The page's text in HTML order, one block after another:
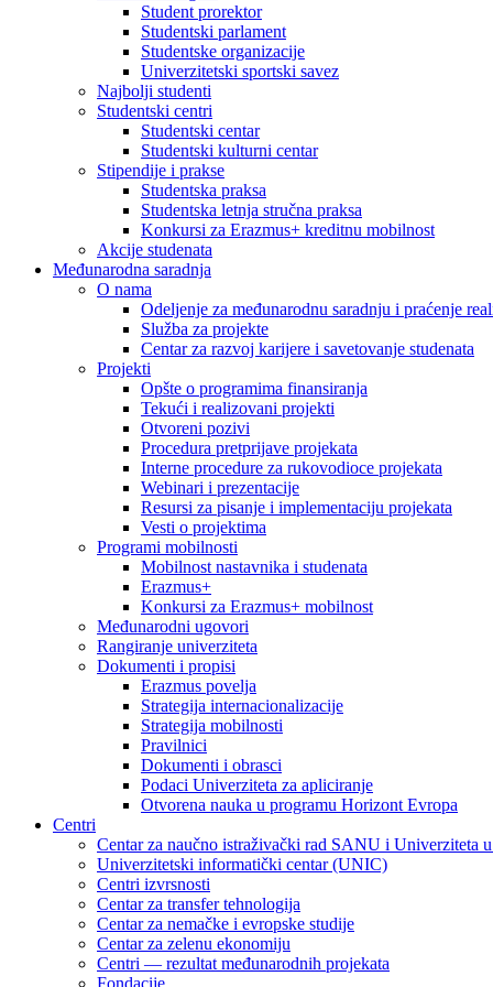
Student prorektor
Studentski parlament
Studentske organizacije
Univerzitetski sportski savez
Najbolji studenti
Studentski centri
Studentski centar
Studentski kulturni centar
Stipendije i prakse
Studentska praksa
Studentska letnja stručna praksa
Konkursi za Erazmus+ kreditnu mobilnost
Akcije studenata
Međunarodna saradnja
O nama
Odeljenje za međunarodnu saradnju i praćenje
Služba za projekte
Centar za razvoj karijere i savetovanje studenata
Projekti
Opšte o programima finansiranja
Tekući i realizovani projekti
Otvoreni pozivi
Procedura pretprijave projekata
Interne procedure za rukovodioce projekata
Webinari i prezentacije
Resursi za pisanje i implementaciju projekata
Vesti o projektima
Programi mobilnosti
Mobilnost nastavnika i studenata
Erazmus+
Konkursi za Erazmus+ mobilnost
Međunarodni ugovori
Rangiranje univerziteta
Dokumenti i propisi
Erazmus povelja
Strategija internacionalizacije
Strategija mobilnosti
Pravilnici
Dokumenti i obrasci
Podaci Univerziteta za apliciranje
Otvorena nauka u programu Horizont Evropa
Centri
Centar za naučno istraživački rad SANU i Univerziteta
Univerzitetski informatički centar (UNIC)
Centri izvrsnosti
Centar za transfer tehnologija
Centar za nemačke i evropske studije
Centar za zelenu ekonomiju
Centri — rezultat međunarodnih projekata
Fondacije